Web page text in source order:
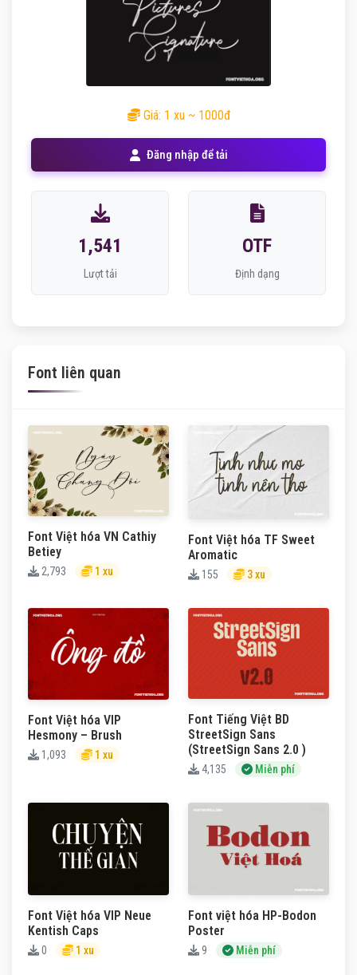
Giá: 1 xu ~ 1000đ
Đăng nhập để tải
1,541
Lượt tải
OTF
Định dạng
Font liên quan
Font Việt hóa VN Cathiy
Betiey
2,793 1 xu
Font Việt hóa TF Sweet
Aromatic
155 3 xu
Font Việt hóa VIP
Hesmony – Brush
1,093 1 xu
Font Tiếng Việt BD
StreetSign Sans
(StreetSign Sans 2.0 )
4,135 Miễn phí
Font Việt hóa VIP Neue
Kentish Caps
0 1 xu
Font việt hóa HP-Bodon
Poster
9 Miễn phí